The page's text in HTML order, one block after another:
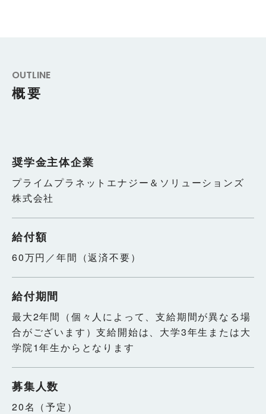
OUTLINE
概要
奨学金主体企業
プライムプラネットエナジー＆ソリューションズ
株式会社
給付額
60万円／年間（返済不要）
給付期間
最大2年間（個々人によって、支給期間が異なる場
合がございます）支給開始は、大学3年生または大
学院1年生からとなります
募集人数
20名（予定）